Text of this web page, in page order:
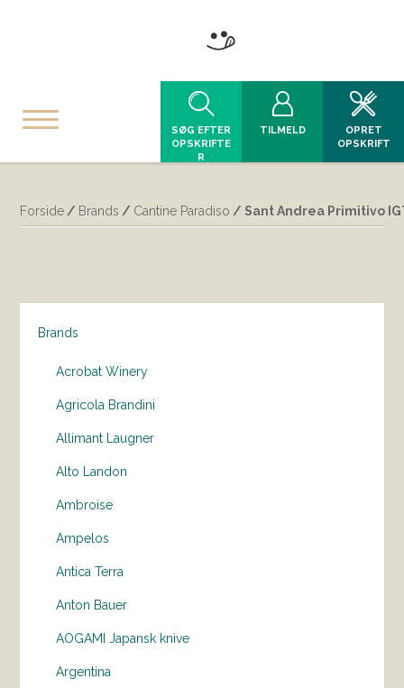
SØG EFTER
OPSKRIFTE
R
TILMELD
OPRET
OPSKRIFT
Forside / Brands / Cantine Paradiso / Sant Andrea Primitivo
Brands
Acrobat Winery
Agricola Brandini
Allimant Laugner
Alto Landon
Ambroise
Ampelos
Antica Terra
Anton Bauer
AOGAMI Japansk knive
Argentina